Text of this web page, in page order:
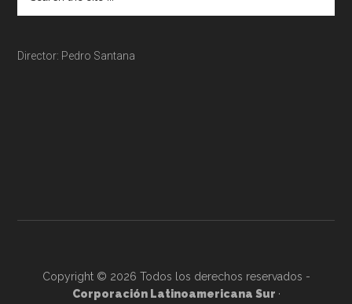
Director: Pedro Santana
Copyright © 2026 Todos los derechos reservados -
Corporación Latinoamericana Sur ·